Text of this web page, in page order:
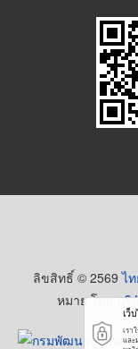
ลิขสิทธิ์ © 2569ไ
หมาย โดยบริ
เว็
เรา
และ